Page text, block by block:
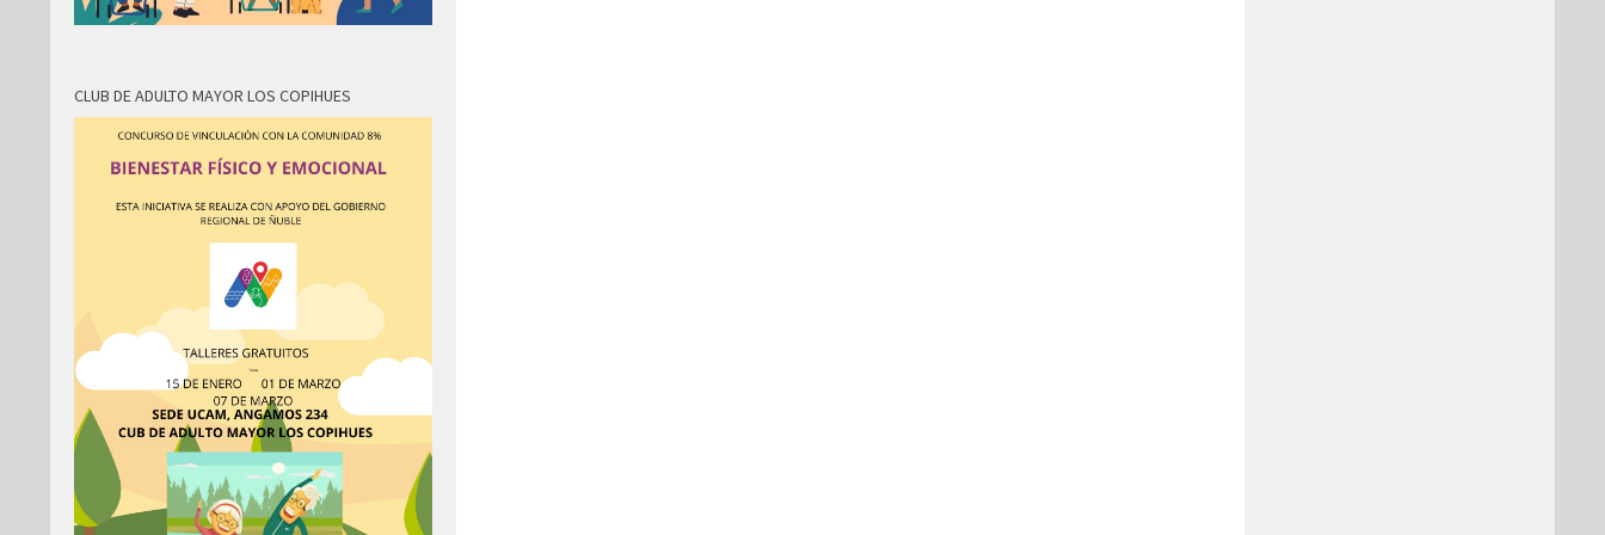
CLUB DE ADULTO MAYOR LOS COPIHUES